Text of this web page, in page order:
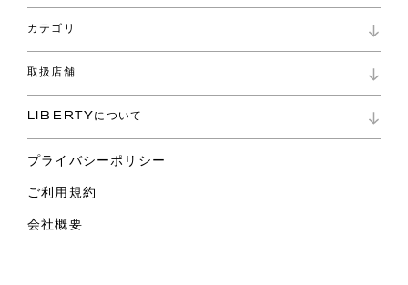
パスワード再設定
ショッピングバッグ
お問い合わせ
よくあるご質問
ご利用ガイド
カテゴリ
コレクション
ファブリックス
バッグ
スカーフ
ウェア
ライフスタイル
スペシャル
取扱店舗
リバティ・ファブリックス
LIBERTYについて
プライバシーポリシー
ご利用規約
会社概要